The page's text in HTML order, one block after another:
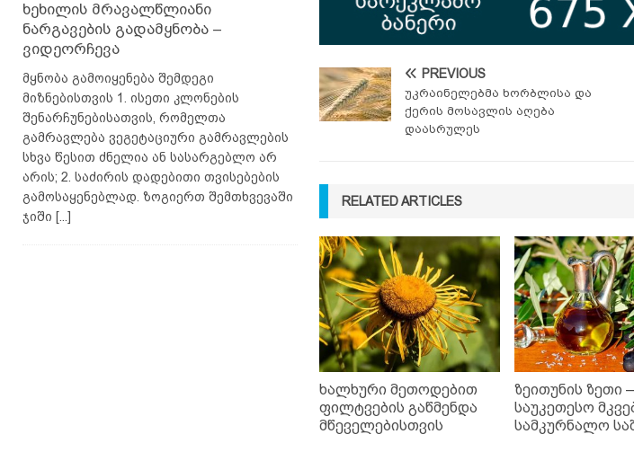
PREVIOUS
უკრაინელებმა ხორბლისა და
ქერის მოსავლის აღება
დაასრულეს
RELATED ARTICLES
ხალხური მეთოდებით
ფილტვების გაწმენდა
მწეველებისთვის
ზეითუნის ზეთი
საუკეთესო
სამკურნალო
ხეხილის მრავალწლიანი
ნარგავების გადამყნობა –
ვიდეორჩევა
მყნობა გამოიყენება შემდეგი
მიზნებისთვის 1. ისეთი კლონების
შენარჩუნებისათვის, რომელთა
გამრავლება ვეგეტაციური გამრავლების
სხვა წესით ძნელია ან სასარგებლო არ
არის; 2. საძირის დადებითი თვისებების
გამოსაყენებლად. ზოგიერთ შემთხვევაში
ჯიში [...]